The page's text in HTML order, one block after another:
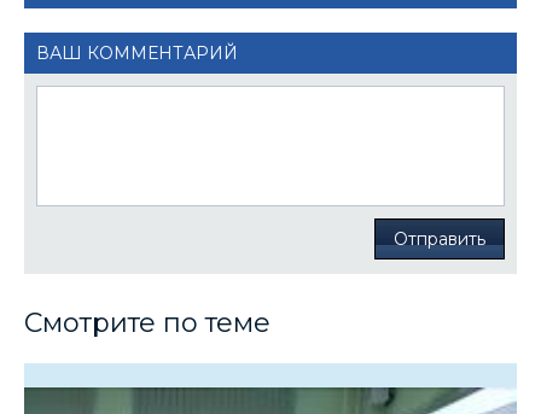
ВАШ КОММЕНТАРИЙ
Отправить
Смотрите по теме